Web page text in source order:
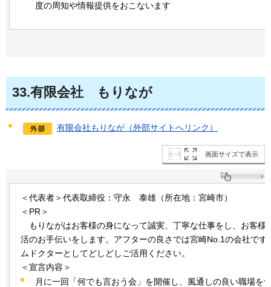
度の周知や情報提供をおこないます
33.有限会社 もりなが
有限会社もりなが（外部サイトへリンク）
画面サイズで表示
＜代表者＞代表取締役：守永 泰雄 （所在地：宮崎市）
＜PR＞
もり ながはお客様の身になって誠実、丁寧な仕事をし、お客様
活のお手伝いをします。アフターの良さでは宮崎No.1の会社です
ムドクターとしてどしどしご活用ください。
＜宣言内容＞
月に一回「何でも言おう会」を開催し、風通しの良い職場を